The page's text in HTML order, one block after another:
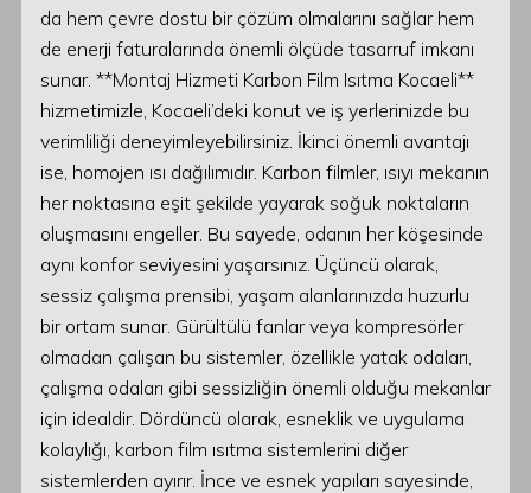
da hem çevre dostu bir çözüm olmalarını sağlar hem
de enerji faturalarında önemli ölçüde tasarruf imkanı
sunar. **Montaj Hizmeti Karbon Film Isıtma Kocaeli**
hizmetimizle, Kocaeli’deki konut ve iş yerlerinizde bu
verimliliği deneyimleyebilirsiniz. İkinci önemli avantajı
ise, homojen ısı dağılımıdır. Karbon filmler, ısıyı mekanın
her noktasına eşit şekilde yayarak soğuk noktaların
oluşmasını engeller. Bu sayede, odanın her köşesinde
aynı konfor seviyesini yaşarsınız. Üçüncü olarak,
sessiz çalışma prensibi, yaşam alanlarınızda huzurlu
bir ortam sunar. Gürültülü fanlar veya kompresörler
olmadan çalışan bu sistemler, özellikle yatak odaları,
çalışma odaları gibi sessizliğin önemli olduğu mekanlar
için idealdir. Dördüncü olarak, esneklik ve uygulama
kolaylığı, karbon film ısıtma sistemlerini diğer
sistemlerden ayırır. İnce ve esnek yapıları sayesinde,